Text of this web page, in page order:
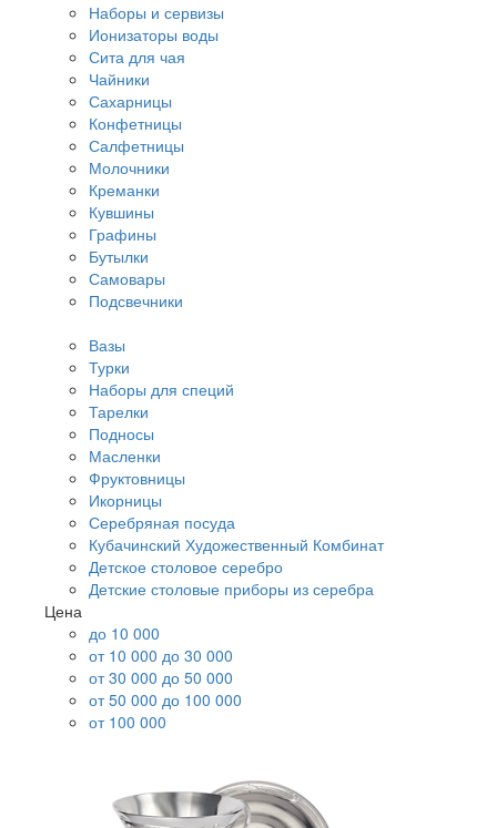
Наборы и сервизы
Ионизаторы воды
Сита для чая
Чайники
Сахарницы
Конфетницы
Салфетницы
Молочники
Креманки
Кувшины
Графины
Бутылки
Самовары
Подсвечники
Вазы
Турки
Наборы для специй
Тарелки
Подносы
Масленки
Фруктовницы
Икорницы
Серебряная посуда
Кубачинский Художественный Комбинат
Детское столовое серебро
Детские столовые приборы из серебра
Цена
до 10 000
от 10 000 до 30 000
от 30 000 до 50 000
от 50 000 до 100 000
от 100 000